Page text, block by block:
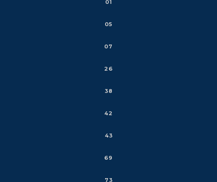
01
05
07
26
38
42
43
69
73